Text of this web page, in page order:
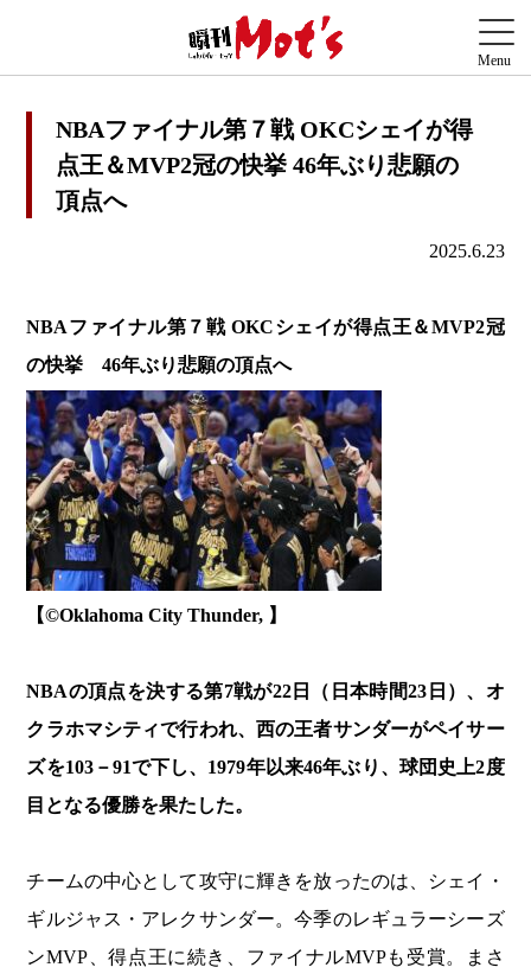
NBAファイナル第７戦 OKCシェイが得
点王＆MVP2冠の快挙 46年ぶり悲願の
頂点へ
2025.6.23
NBAファイナル第７戦 OKCシェイが得点王＆MVP2冠
の快挙 46年ぶり悲願の頂点へ
【©️Oklahoma City Thunder, 】
NBAの頂点を決する第7戦が22日（日本時間23日）、オ
クラホマシティで行われ、西の王者サンダーがペイサー
ズを103－91で下し、1979年以来46年ぶり、球団史上2度
目となる優勝を果たした。
チームの中心として攻守に輝きを放ったのは、シェイ・
ギルジャス・アレクサンダー。今季のレギュラーシーズ
ンMVP、得点王に続き、ファイナルMVPも受賞。まさ